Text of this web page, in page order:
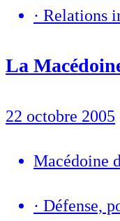
· Relations
La
22 octobre 2005
Macédoine
· Défense,